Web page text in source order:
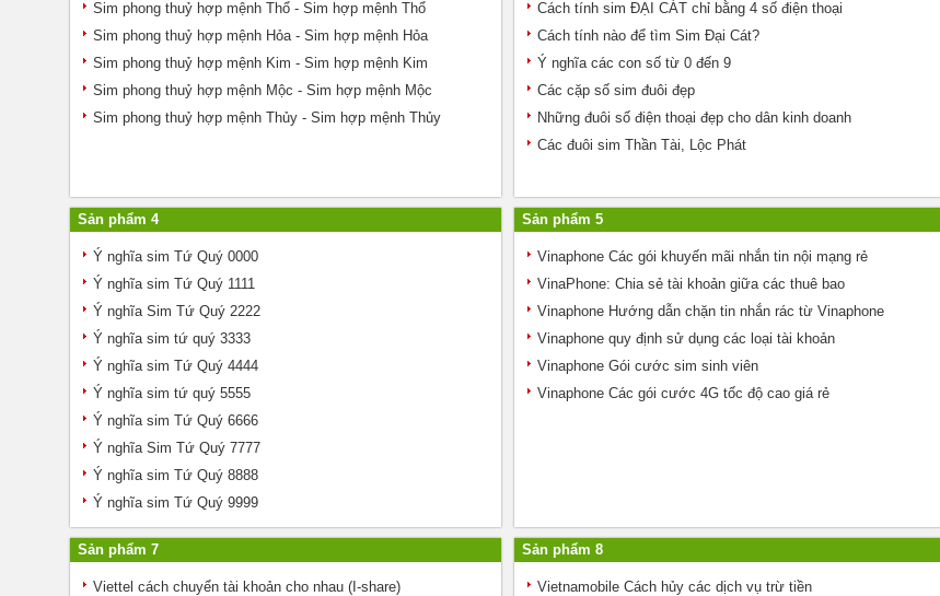
Sim phong thuỷ hợp mệnh Thổ - Sim hợp mệnh Thổ
Sim phong thuỷ hợp mệnh Hỏa - Sim hợp mệnh Hỏa
Sim phong thuỷ hợp mệnh Kim - Sim hợp mệnh Kim
Sim phong thuỷ hợp mệnh Mộc - Sim hợp mệnh Mộc
Sim phong thuỷ hợp mệnh Thủy - Sim hợp mệnh Thủy
Cách tính sim ĐẠI CÁT chỉ bằng 4 số điện thoại
Cách tính nào để tìm Sim Đại Cát?
Ý nghĩa các con số từ 0 đến 9
Các cặp số sim đuôi đẹp
Những đuôi số điện thoại đẹp cho dân kinh doanh
Các đuôi sim Thần Tài, Lộc Phát
Sản phẩm 4
Ý nghĩa sim Tứ Quý 0000
Ý nghĩa sim Tứ Quý 1111
Ý nghĩa Sim Tứ Quý 2222
Ý nghĩa sim tứ quý 3333
Ý nghĩa sim Tứ Quý 4444
Ý nghĩa sim tứ quý 5555
Ý nghĩa sim Tứ Quý 6666
Ý nghĩa Sim Tứ Quý 7777
Ý nghĩa sim Tứ Quý 8888
Ý nghĩa sim Tứ Quý 9999
Sản phẩm 5
Vinaphone Các gói khuyến mãi nhắn tin nội mạng rẻ
VinaPhone: Chia sẻ tài khoản giữa các thuê bao
Vinaphone Hướng dẫn chặn tin nhắn rác từ Vinaphone
Vinaphone quy định sử dụng các loại tài khoản
Vinaphone Gói cước sim sinh viên
Vinaphone Các gói cước 4G tốc độ cao giá rẻ
Sản phẩm 7
Viettel cách chuyển tài khoản cho nhau (I-share)
Sản phẩm 8
Vietnamobile Cách hủy các dịch vụ trừ tiền